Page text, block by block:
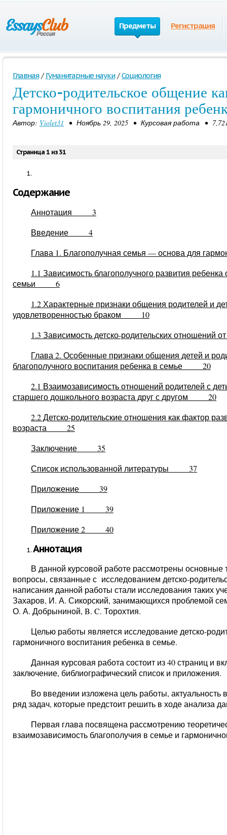
Предметы Регистрация
Главная / Гуманитарные науки / Социология
Детско-родительское общение
гармоничного воспитания
Автор: Violet31 • Ноябрь 29, 2025 • Курсовая работа •
Страница 1 из 31
Содержание
Аннотация 3
Введение 4
Глава 1. Благополучная семья — основа для
1.1 Зависимость благополучного развития ребенка
семьи 6
1.2 Характерные признаки общения родителей и
удовлетворенностью браком 10
1.3 Зависимость детско-родительских
Глава 2. Особенные признаки общения детей и
благополучного воспитания ребенка в семье 20
2.1 Взаимозависимость отношений родителей с
старшего дошкольного возраста друг с другом 20
2.2 Детско-родительские отношения как фактор
возраста 25
Заключение 35
Список использованной литературы 37
Приложение 39
Приложение 1 39
Приложение 2 40
Аннотация
В данной курсовой работе рассмотрены основные
вопросы, связанные с исследованием детско-
написания данной работы стали исследования таких
Захаров, И. А. Сикорский, занимающихся проблемой
О. А. Добрыниной, B. C. Торохтия.
Целью работы является исследование детско-
гармоничного воспитания ребенка в семье.
Данная курсовая работа состоит из 40 страниц и
заключение, библиографический список и приложения.
Во введении изложена цель работы,
ряд задач, которые предстоит решить в ходе анализа
Первая глава посвящена рассмотрению
взаимозависимость благополучия в семье и